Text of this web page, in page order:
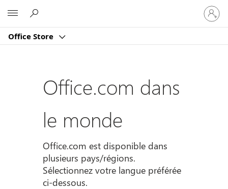
Office Store
vous
à
compte
Office.com dans
le monde
Office.com est disponible dans
plusieurs pays/régions.
Sélectionnez votre langue préférée
ci-dessous.